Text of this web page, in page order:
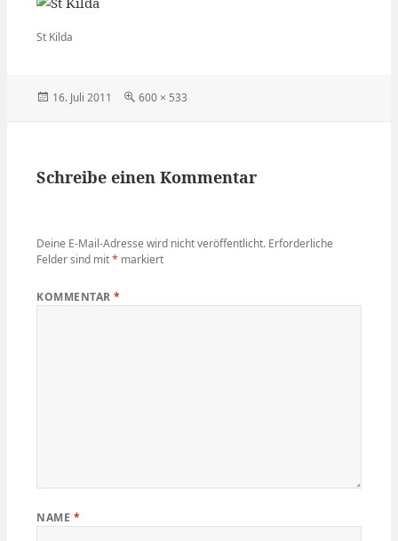
St Kilda
Veröffentlicht
16. Juli 2011
Volle
600 × 533
Schreibe einen Kommentar
Deine E-Mail-Adresse wird nicht veröffentlicht. Erforderliche
Felder sind mit* markiert
KOMMENTAR*
NAME *